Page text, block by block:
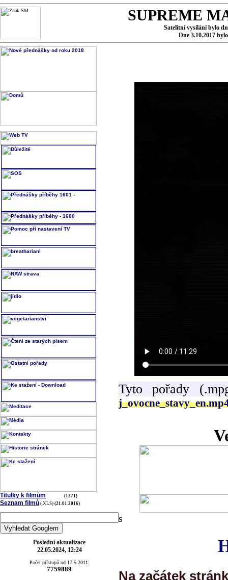
SUPREME
Satelitní vysílání bylo
Dne 3.10.2017
Titulky k filmům (1371)
Seznam filmů (.XLS) (21.01.2016)
Poslední aktualizace
22.05.2024, 12:24
Počet přístupů od 17.5.2011:
7759889
Tyto pořady
s
Na začátek